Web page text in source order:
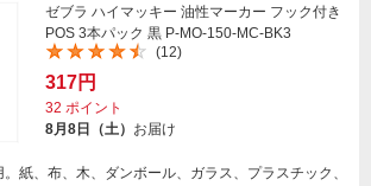
ゼブラ ハイマッキー 油性マーカー フック付き
POS 3本パック 黒 P-MO-150-MC-BK3
(12)
317円
32 ポイント
8月8日（土） お届け
紙、布、木、ダンボール、ガラス、プラスチック、